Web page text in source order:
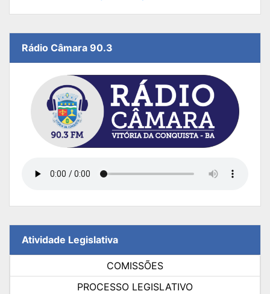
Rádio Câmara 90.3
Atividade Legislativa
COMISSÕES
PROCESSO LEGISLATIVO